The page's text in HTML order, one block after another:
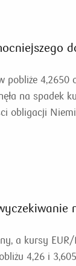
pobliże
na spadek
obligacji
a kursy
4,26 i